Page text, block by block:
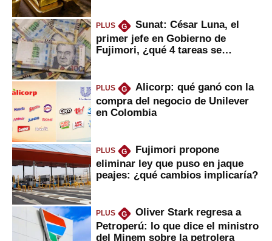
PLUS G
Sunat: César Luna, el
primer jefe en Gobierno de
Fujimori, ¿qué 4 tareas se
PLUS G
Alicorp: qué ganó con la
compra del negocio de Unilever
en Colombia
PLUS G
Fujimori propone
eliminar ley que puso en jaque
peajes: ¿qué cambios implicaría?
PLUS G
Oliver Stark regresa a
Petroperú: lo que dice el ministro
del Minem sobre la petrolera